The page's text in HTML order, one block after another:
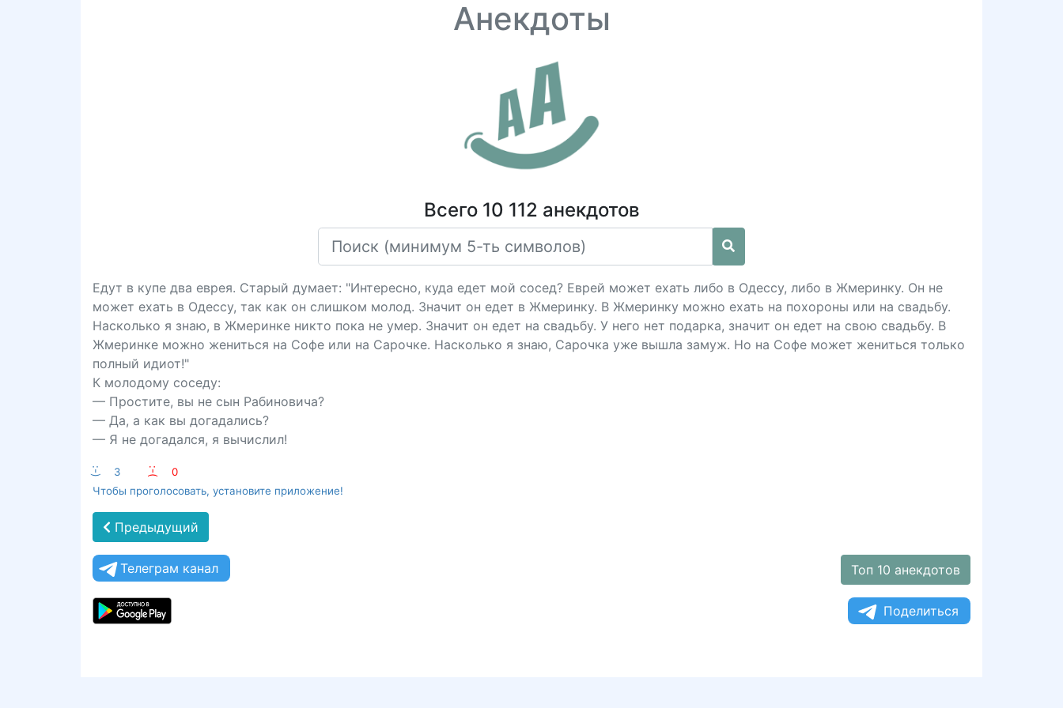
Анекдоты
Всего 10 112 анекдотов
Едут в купе два еврея. Старый думает: "Интересно, куда едет мой сосед? Еврей может ехать либо в Одессу, либо в Жмеринку. Он не
может ехать в Одессу, так как он слишком молод. Значит он едет в Жмеринку. В Жмеринку можно ехать на похороны или на свадьбу.
Насколько я знаю, в Жмеринке никто пока не умер. Значит он едет на свадьбу. У него нет подарка, значит он едет на свою свадьбу. В
Жмеринке можно жениться на Софе или на Сарочке. Насколько я знаю, Сарочка уже вышла замуж. Но на Софе может жениться только
полный идиот!"
К молодому соседу:
— Простите, вы не сын Рабиновича?
— Да, а как вы догадались?
— Я не догадался, я вычислил!
:-) 3 :-(
0
Чтобы проголосовать, установите приложение!
Предыдущий
Телеграм канал Топ 10 анекдотов
Поделиться